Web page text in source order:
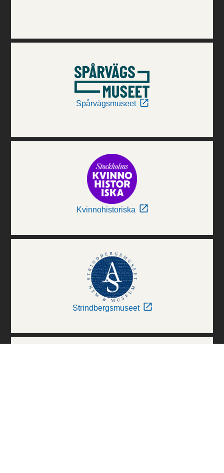
Spårvägsmuseet
Kvinnohistoriska
Strindbergsmuseet